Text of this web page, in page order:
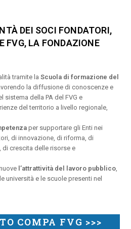
DEI SOCI FONDATORI,
FVG, LA FONDAZIONE
tramite laScuola di formazione del
la diffusione di conoscenze e
sistema della PA del FVG e
del territorio a livello regionale,
per supportare gli Enti nei
di innovazione, di riforma, di
crescita delle risorse e
l’attrattività del lavoro pubblico,
università e le scuole presenti nel
COMPA FVG >>>